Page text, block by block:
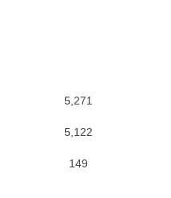
5,271
5,122
149